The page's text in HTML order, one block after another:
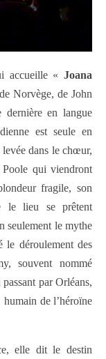
accueille « Joana
Norvège, de John
en langue
est seule en
levée dans le chœur,
Poole qui viendront
fragile, son
lieu se prêtent
seulement le mythe
le déroulement des
souvent nommé
par Orléans,
humain de l’héroïne
elle dit le destin